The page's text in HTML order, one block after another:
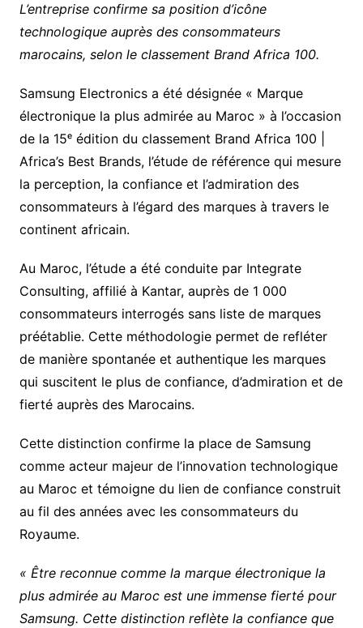
L’entreprise confirme sa position d’icône
technologique auprès des consommateurs
marocains, selon le classement Brand Africa 100.
Samsung Electronics a été désignée « Marque
électronique la plus admirée au Maroc » à l’occasion
de la 15ᵉ édition du classement Brand Africa 100 |
Africa’s Best Brands, l’étude de référence qui mesure
la perception, la confiance et l’admiration des
consommateurs à l’égard des marques à travers le
continent africain.
Au Maroc, l’étude a été conduite par Integrate
Consulting, affilié à Kantar, auprès de 1 000
consommateurs interrogés sans liste de marques
préétablie. Cette méthodologie permet de refléter
de manière spontanée et authentique les marques
qui suscitent le plus de confiance, d’admiration et de
fierté auprès des Marocains.
Cette distinction confirme la place de Samsung
comme acteur majeur de l’innovation technologique
au Maroc et témoigne du lien de confiance construit
au fil des années avec les consommateurs du
Royaume.
« Être reconnue comme la marque électronique la
plus admirée au Maroc est une immense fierté pour
Samsung. Cette distinction reflète la confiance que